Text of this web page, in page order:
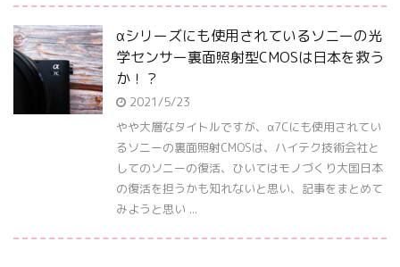
αシリーズにも使用されているソニーの光
学センサー裏面照射型CMOSは日本を救う
か！？
2021/5/23
やや大層なタイトルですが、α7Cにも使用されてい
るソニーの裏面照射CMOSは、ハイテク技術会社と
してのソニーの復活、ひいてはモノづくり大国日本
の復活を担うかも知れないと思い、記事をまとめて
みようと思い ...